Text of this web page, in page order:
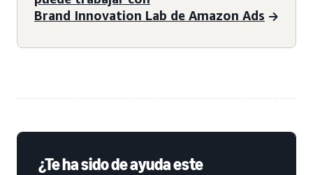
Brand Innovation Lab de Amazon Ads
¿Te ha sido de ayuda este